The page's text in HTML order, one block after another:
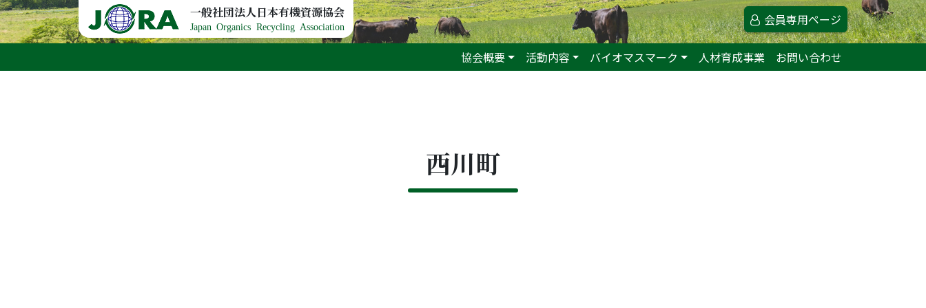
Skip to content 一般社団法人日本有機資源協会
Japan Organics Recycling Association 会員専用ページ
協会概要 活動内容 バイオマスマーク 人材育成事業 お問い合わせ
西川町